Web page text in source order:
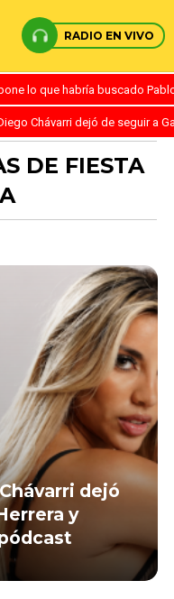
RADIO EN VIVO
lo que habría buscado
Chávarri dejó de seguir a
DE FIESTA
dejó
y